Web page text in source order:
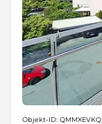
Objekt-ID: QMMXEVKQ